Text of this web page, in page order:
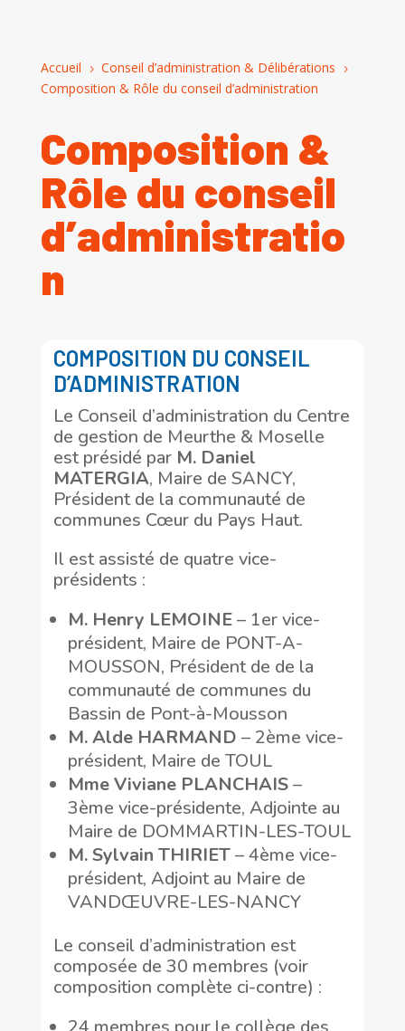
Accueil 5 Conseil d’administration & Délibérations 5
Composition & Rôle du conseil d’administration
Composition &
Rôle du conseil
d’administratio
n
COMPOSITION DU CONSEIL
D’ADMINISTRATION
Le Conseil d’administration du Centre
de gestion de Meurthe & Moselle
est présidé par M. Daniel
MATERGIA, Maire de SANCY,
Président de la communauté de
communes Cœur du Pays Haut.
Il est assisté de quatre vice-
présidents :
M. Henry LEMOINE– 1er vice-
président, Maire de PONT-A-
MOUSSON, Président de de la
communauté de communes du
Bassin de Pont-à-Mousson
M. Alde HARMAND – 2ème vice-
président, Maire de TOUL
Mme Viviane PLANCHAIS–
3ème vice-présidente, Adjointe au
Maire de DOMMARTIN-LES-TOUL
M. Sylvain THIRIET– 4ème vice-
président, Adjoint au Maire de
VANDŒUVRE-LES-NANCY
Le conseil d’administration est
composée de 30 membres (voir
composition complète ci-contre) :